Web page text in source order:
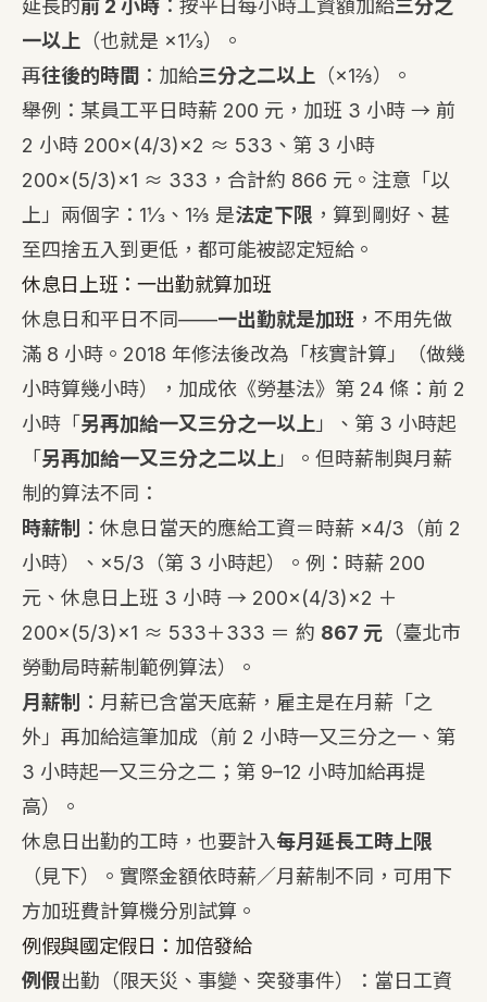
延長的前 2 小時 ：按平日每小時工資額加給三分之
一以上 （也就是 ×1⅓）。
再往後的時間 ：加給三分之二以上 （×1⅔）。
舉例：某員工平日時薪 200 元，加班 3 小時 → 前
2 小時 200×(4/3)×2 ≈ 533、第 3 小時
200×(5/3)×1 ≈ 333，合計約 866 元。注意「以
上」兩個字：1⅓、1⅔ 是法定下限 ，算到剛好、甚
至四捨五入到更低，都可能被認定短給。
休息日上班：一出勤就算加班
休息日和平日不同——一出勤就是加班 ，不用先做
滿 8 小時。2018 年修法後改為「核實計算」（做幾
小時算幾小時），加成依《勞基法》第 24 條：前 2
小時「 另再加給一又三分之一以上 」、第 3 小時起
「 另再加給一又三分之二以上 」。但時薪制與月薪
制的算法不同：
時薪制
：休息日當天的應給工資＝時薪 ×4/3（前 2
小時）、×5/3（第 3 小時起）。例：時薪 200
元、休息日上班 3 小時 → 200×(4/3)×2 ＋
200×(5/3)×1 ≈ 533＋333 ＝ 約 867 元 （臺北市
勞動局時薪制範例算法）。
月薪制
：月薪已含當天底薪，雇主是在月薪「之
外」再加給這筆加成（前 2 小時一又三分之一、第
3 小時起一又三分之二；第 9–12 小時加給再提
高）。
休息日出勤的工時，也要計入每月延長工時上限
（見下）。實際金額依時薪／月薪制不同，可用下
方加班費計算機分別試算。
例假與國定假日：加倍發給
例假出勤（限天災、事變、突發事件）：當日工資